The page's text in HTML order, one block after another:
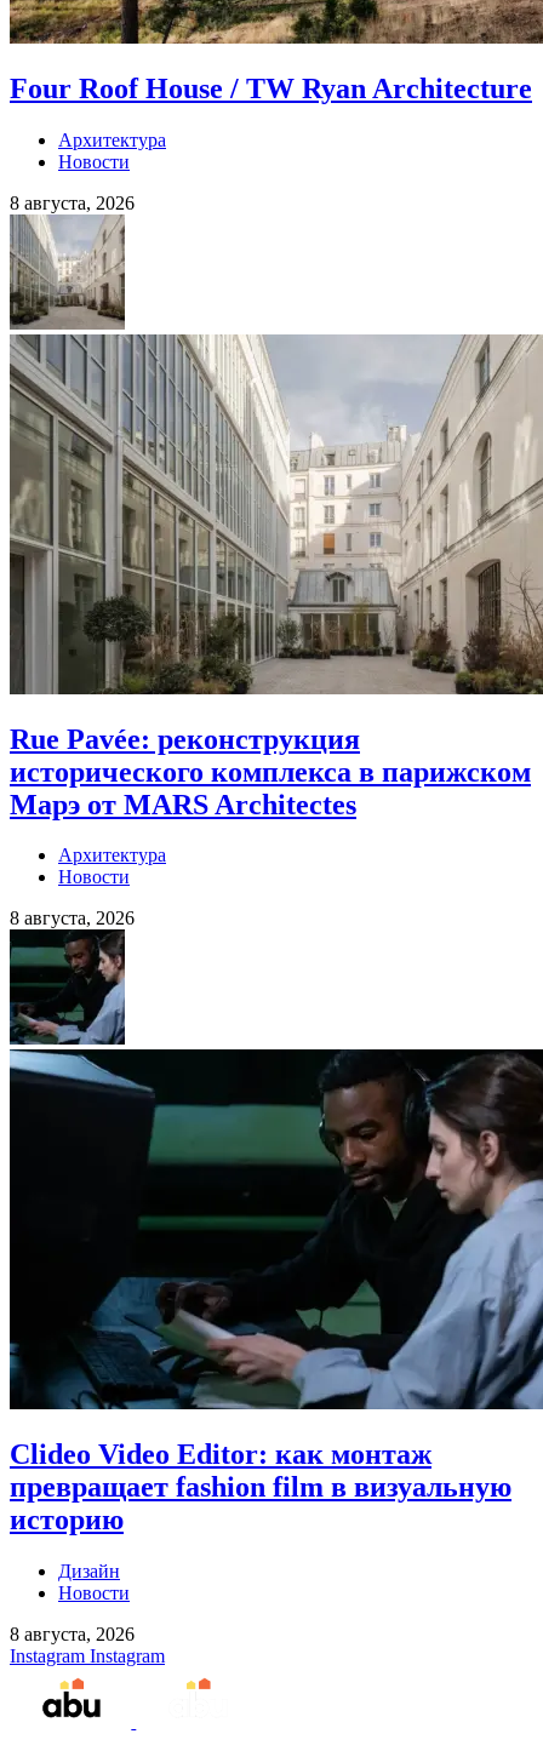
Four Roof House / TW Ryan Architecture
Архитектура
Новости
8 августа, 2026
Rue Pavée: реконструкция
исторического комплекса в парижском
Марэ от MARS Architectes
Архитектура
Новости
8 августа, 2026
Clideo Video Editor: как монтаж
превращает fashion film в визуальную
историю
Дизайн
Новости
8 августа, 2026
Instagram Instagram